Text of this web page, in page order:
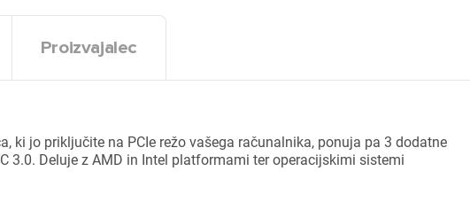
Proizvajalec
ki jo priključite na PCIe režo vašega računalnika, ponuja pa 3 dodatne
3.0. Deluje z AMD in Intel platformami ter operacijskimi sistemi